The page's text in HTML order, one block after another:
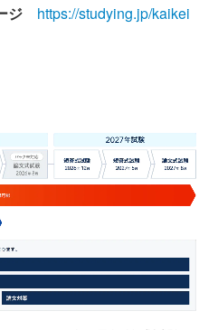
ジ
https://studying.jp/kaikei